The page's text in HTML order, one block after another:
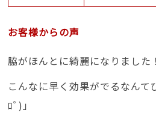
お客様からの声
脇がほんとに綺麗になりました
こんなに早く効果がでるなんて
ﾛﾟ)」